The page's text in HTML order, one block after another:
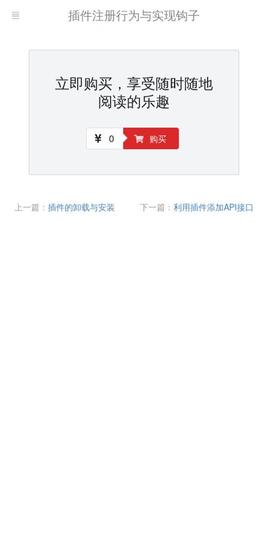
插件注册行为与实现钩子
立即购买，享受随时随地
阅读的乐趣
0 购买
上一篇： 插件的卸载与安装 下一篇： 利用插件添加API接口